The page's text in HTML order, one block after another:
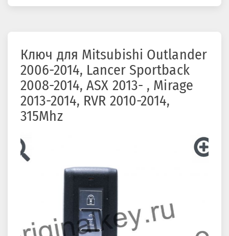
Ключ для Mitsubishi Outlander
2006-2014, Lancer Sportback
2008-2014, ASX 2013- , Mirage
2013-2014, RVR 2010-2014,
315Mhz